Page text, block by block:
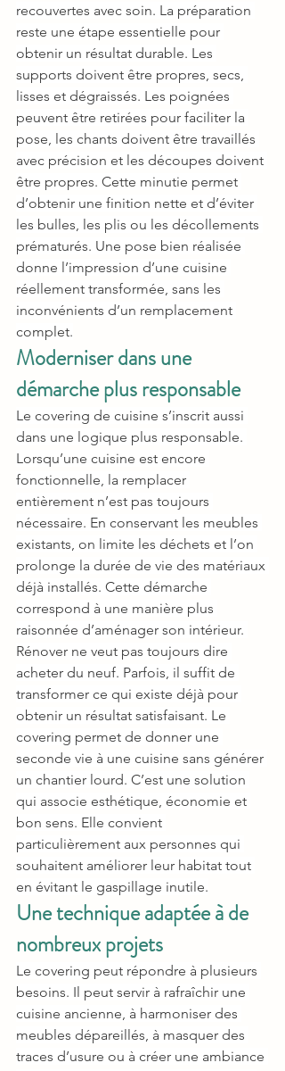
recouvertes avec soin. La préparation
reste une étape essentielle pour
obtenir un résultat durable. Les
supports doivent être propres, secs,
lisses et dégraissés. Les poignées
peuvent être retirées pour faciliter la
pose, les chants doivent être travaillés
avec précision et les découpes doivent
être propres. Cette minutie permet
d’obtenir une finition nette et d’éviter
les bulles, les plis ou les décollements
prématurés. Une pose bien réalisée
donne l’impression d’une cuisine
réellement transformée, sans les
inconvénients d’un remplacement
complet.
Moderniser dans une
démarche plus responsable
Le covering de cuisine s’inscrit aussi
dans une logique plus responsable.
Lorsqu’une cuisine est encore
fonctionnelle, la remplacer
entièrement n’est pas toujours
nécessaire. En conservant les meubles
existants, on limite les déchets et l’on
prolonge la durée de vie des matériaux
déjà installés. Cette démarche
correspond à une manière plus
raisonnée d’aménager son intérieur.
Rénover ne veut pas toujours dire
acheter du neuf. Parfois, il suffit de
transformer ce qui existe déjà pour
obtenir un résultat satisfaisant. Le
covering permet de donner une
seconde vie à une cuisine sans générer
un chantier lourd. C’est une solution
qui associe esthétique, économie et
bon sens. Elle convient
particulièrement aux personnes qui
souhaitent améliorer leur habitat tout
en évitant le gaspillage inutile.
Une technique adaptée à de
nombreux projets
Le covering peut répondre à plusieurs
besoins. Il peut servir à rafraîchir une
cuisine ancienne, à harmoniser des
meubles dépareillés, à masquer des
traces d’usure ou à créer une ambiance